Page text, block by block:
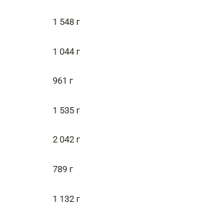
1 548 г
1 044 г
961 г
1 535 г
2 042 г
789 г
1 132 г